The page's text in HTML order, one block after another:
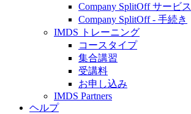
Company SplitOff サービス
Company SplitOff - 手続き
IMDS トレーニング
コースタイプ
集合講習
受講料
お申し込み
IMDS Partners
ヘルプ